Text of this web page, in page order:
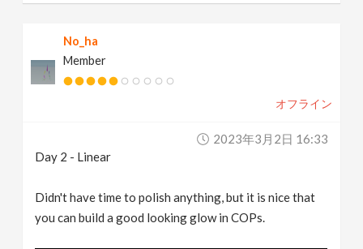
No_ha
Member
オフライン
2023年3月2日 16:33
Day 2 - Linear
Didn't have time to polish anything, but it is nice that
you can build a good looking glow in COPs.